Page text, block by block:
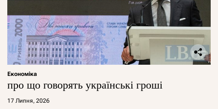
Економіка
про що говорять українські гроші
17 Липня, 2026